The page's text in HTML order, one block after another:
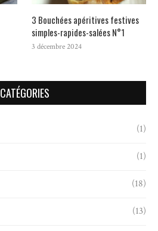
3 Bouchées apéritives festives
simples-rapides-salées N°1
3 décembre 2024
CATÉGORIES
(1)
(1)
(18)
(13)